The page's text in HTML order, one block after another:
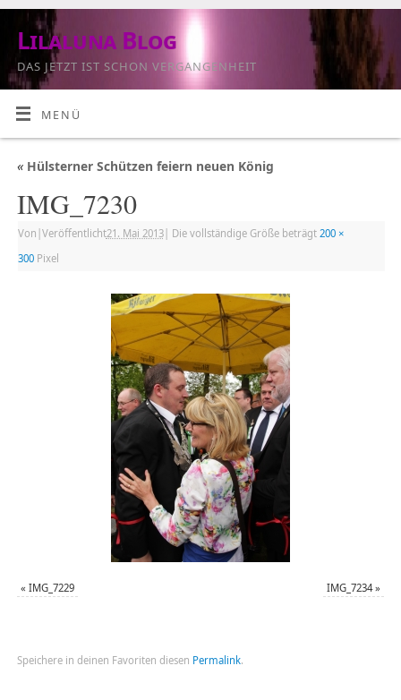
Lilaluna Blog
DAS JETZT IST SCHON VERGANGENHEIT
MENÜ
«Hülsterner Schützen feiern neuen König
IMG_7230
Von Veröffentlicht21. Mai 2013| Die vollständige Größe beträgt 200 ×
300Pixel
« IMG_7229 IMG_7234»
Speichere in deinen Favoriten diesen Permalink.